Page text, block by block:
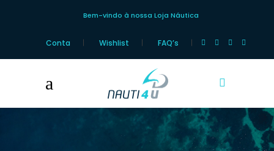
Bem-vindo à nossa Loja Náutica
Conta Wishlist FAQ’s